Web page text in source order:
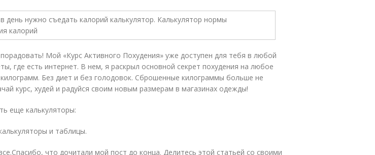
Мой «Курс Активного Похудения» уже доступен для тебя в любой
где есть интернет. В нем, я раскрыл основной секрет похудения на любое
Без диет и без голодовок. Сброшенные килограммы больше не
курс, худей и радуйся своим новым размерам в магазинах одежды!
еще калькуляторы:
и таблицы.
что дочитали мой пост до конца. Делитесь этой статьей со своими